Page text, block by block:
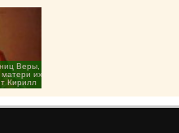
Веры,
их
Кирилл